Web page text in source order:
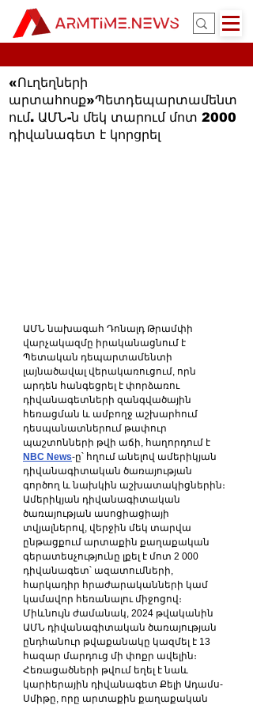
«Ուղեղների
արտահոսք»Պետդեպարտամենտ
ում. ԱՄՆ-ն մեկ տարում մոտ 2000
դիվանագետ է կորցրել
ԱՄՆ նախագահ Դոնալդ Թրամփի
վարչակազմը իրականացնում է
Պետական դեպարտամենտի
լայնածավալ վերակառուցում, որն
արդեն հանգեցրել է փորձառու
դիվանագետների զանգվածային
հեռացման և ամբողջ աշխարհում
դեսպանատներում թափուր
պաշտոնների թվի աճի, հաղորդում է
NBC News-ը՝ հղում անելով ամերիկյան
դիվանագիտական ծառայության
գործող և նախկին աշխատակիցներին։
Ամերիկյան դիվանագիտական
ծառայության ասոցիացիայի
տվյալներով, վերջին մեկ տարվա
ընթացքում արտաքին քաղաքական
գերատեսչությունը լքել է մոտ 2 000
դիվանագետ՝ ազատումների,
հարկադիր հրաժարականների կամ
կամավոր հեռանալու միջոցով։
Միևնույն ժամանակ, 2024 թվականին
ԱՄՆ դիվանագիտական ծառայության
ընդհանուր թվաքանակը կազմել է 13
հազար մարդուց մի փոքր ավելին։
Հեռացածների թվում եղել է նաև
կարիերային դիվանագետ Քելի Ադամս-
Սմիթը, որը արտաքին քաղաքական